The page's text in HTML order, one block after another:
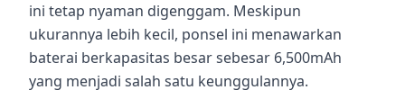
ini tetap nyaman digenggam. Meskipun
ukurannya lebih kecil, ponsel ini menawarkan
baterai berkapasitas besar sebesar 6,500mAh
yang menjadi salah satu keunggulannya.